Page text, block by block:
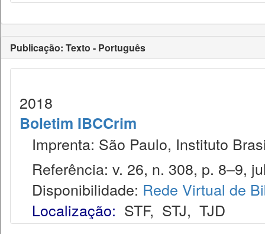
Publicação: Texto - Português
2018
Boletim IBCCrim
Imprenta: São Paulo, Instituto
Referência: v. 26, n. 308, p. 8–9,
Disponibilidade: Rede Virtual de
Localização: STF, STJ, TJD